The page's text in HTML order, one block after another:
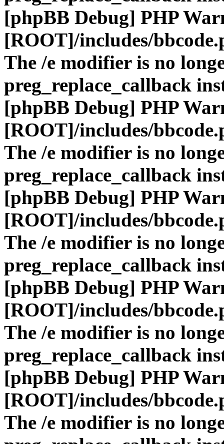
[phpBB Debug] PHP
[ROOT]/includes/
The /e modifier is no
preg_replace_callback
[phpBB Debug] PHP
[ROOT]/includes/
The /e modifier is no
preg_replace_callback
[phpBB Debug] PHP
[ROOT]/includes/
The /e modifier is no
preg_replace_callback
[phpBB Debug] PHP
[ROOT]/includes/
The /e modifier is no
preg_replace_callback
[phpBB Debug] PHP
[ROOT]/includes/
The /e modifier is no